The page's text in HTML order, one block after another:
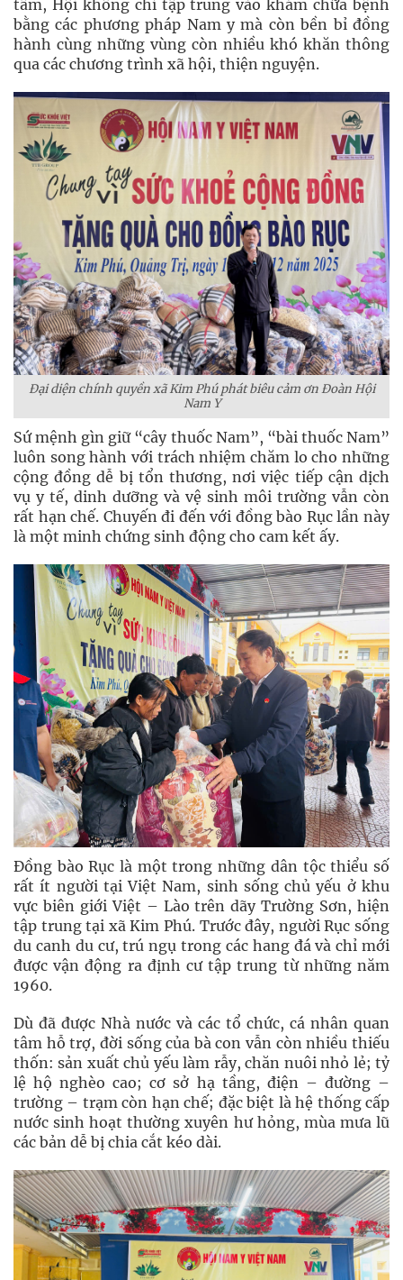
tâm, Hội không chỉ tập trung vào khám chữa bệnh
bằng các phương pháp Nam y mà còn bền bỉ đồng
hành cùng những vùng còn nhiều khó khăn thông
qua các chương trình xã hội, thiện nguyện.
Đại diện chính quyền xã Kim Phú phát biêu cảm ơn Đoàn Hội
Nam Y
Sứ mệnh gìn giữ “cây thuốc Nam”, “bài thuốc Nam”
luôn song hành với trách nhiệm chăm lo cho những
cộng đồng dễ bị tổn thương, nơi việc tiếp cận dịch
vụ y tế, dinh dưỡng và vệ sinh môi trường vẫn còn
rất hạn chế. Chuyến đi đến với đồng bào Rục lần này
là một minh chứng sinh động cho cam kết ấy.
Đồng bào Rục là một trong những dân tộc thiểu số
rất ít người tại Việt Nam, sinh sống chủ yếu ở khu
vực biên giới Việt – Lào trên dãy Trường Sơn, hiện
tập trung tại xã Kim Phú. Trước đây, người Rục sống
du canh du cư, trú ngụ trong các hang đá và chỉ mới
được vận động ra định cư tập trung từ những năm
1960.
Dù đã được Nhà nước và các tổ chức, cá nhân quan
tâm hỗ trợ, đời sống của bà con vẫn còn nhiều thiếu
thốn: sản xuất chủ yếu làm rẫy, chăn nuôi nhỏ lẻ; tỷ
lệ hộ nghèo cao; cơ sở hạ tầng, điện – đường –
trường – trạm còn hạn chế; đặc biệt là hệ thống cấp
nước sinh hoạt thường xuyên hư hỏng, mùa mưa lũ
các bản dễ bị chia cắt kéo dài.